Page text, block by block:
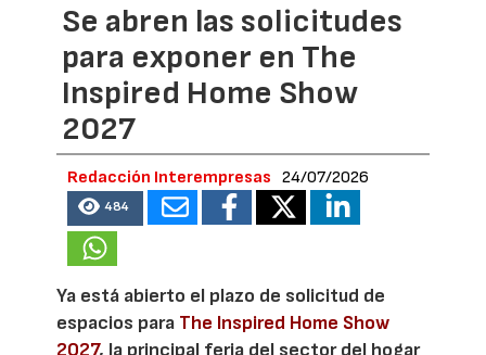
Se abren las solicitudes
para exponer en The
Inspired Home Show
2027
Redacción Interempresas 24/07/2026
484
Ya está abierto el plazo de solicitud de
espacios para The Inspired Home Show
2027, la principal feria del sector del hogar